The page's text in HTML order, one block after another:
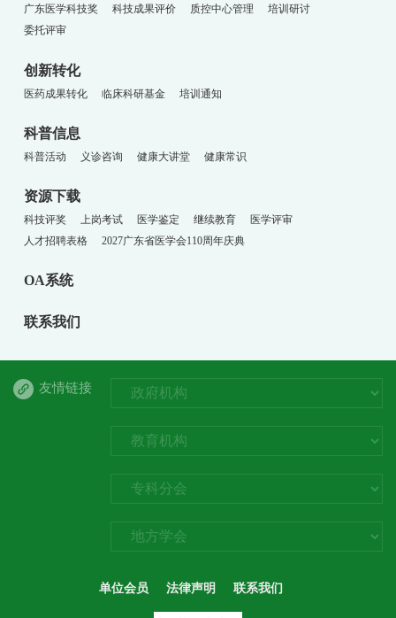
广东医学科技奖 科技成果评价 质控中心管理
培训研讨
委托评审
创新转化
医药成果转化 临床科研基金 培训通知
科普信息
科普活动 义诊咨询 健康大讲堂 健康常识
资源下载
科技评奖 上岗考试 医学鉴定 继续教育
医学评审
人才招聘表格
2027广东省医学会110周年庆典
OA系统
联系我们
友情链接
单位会员 法律声明 联系我们